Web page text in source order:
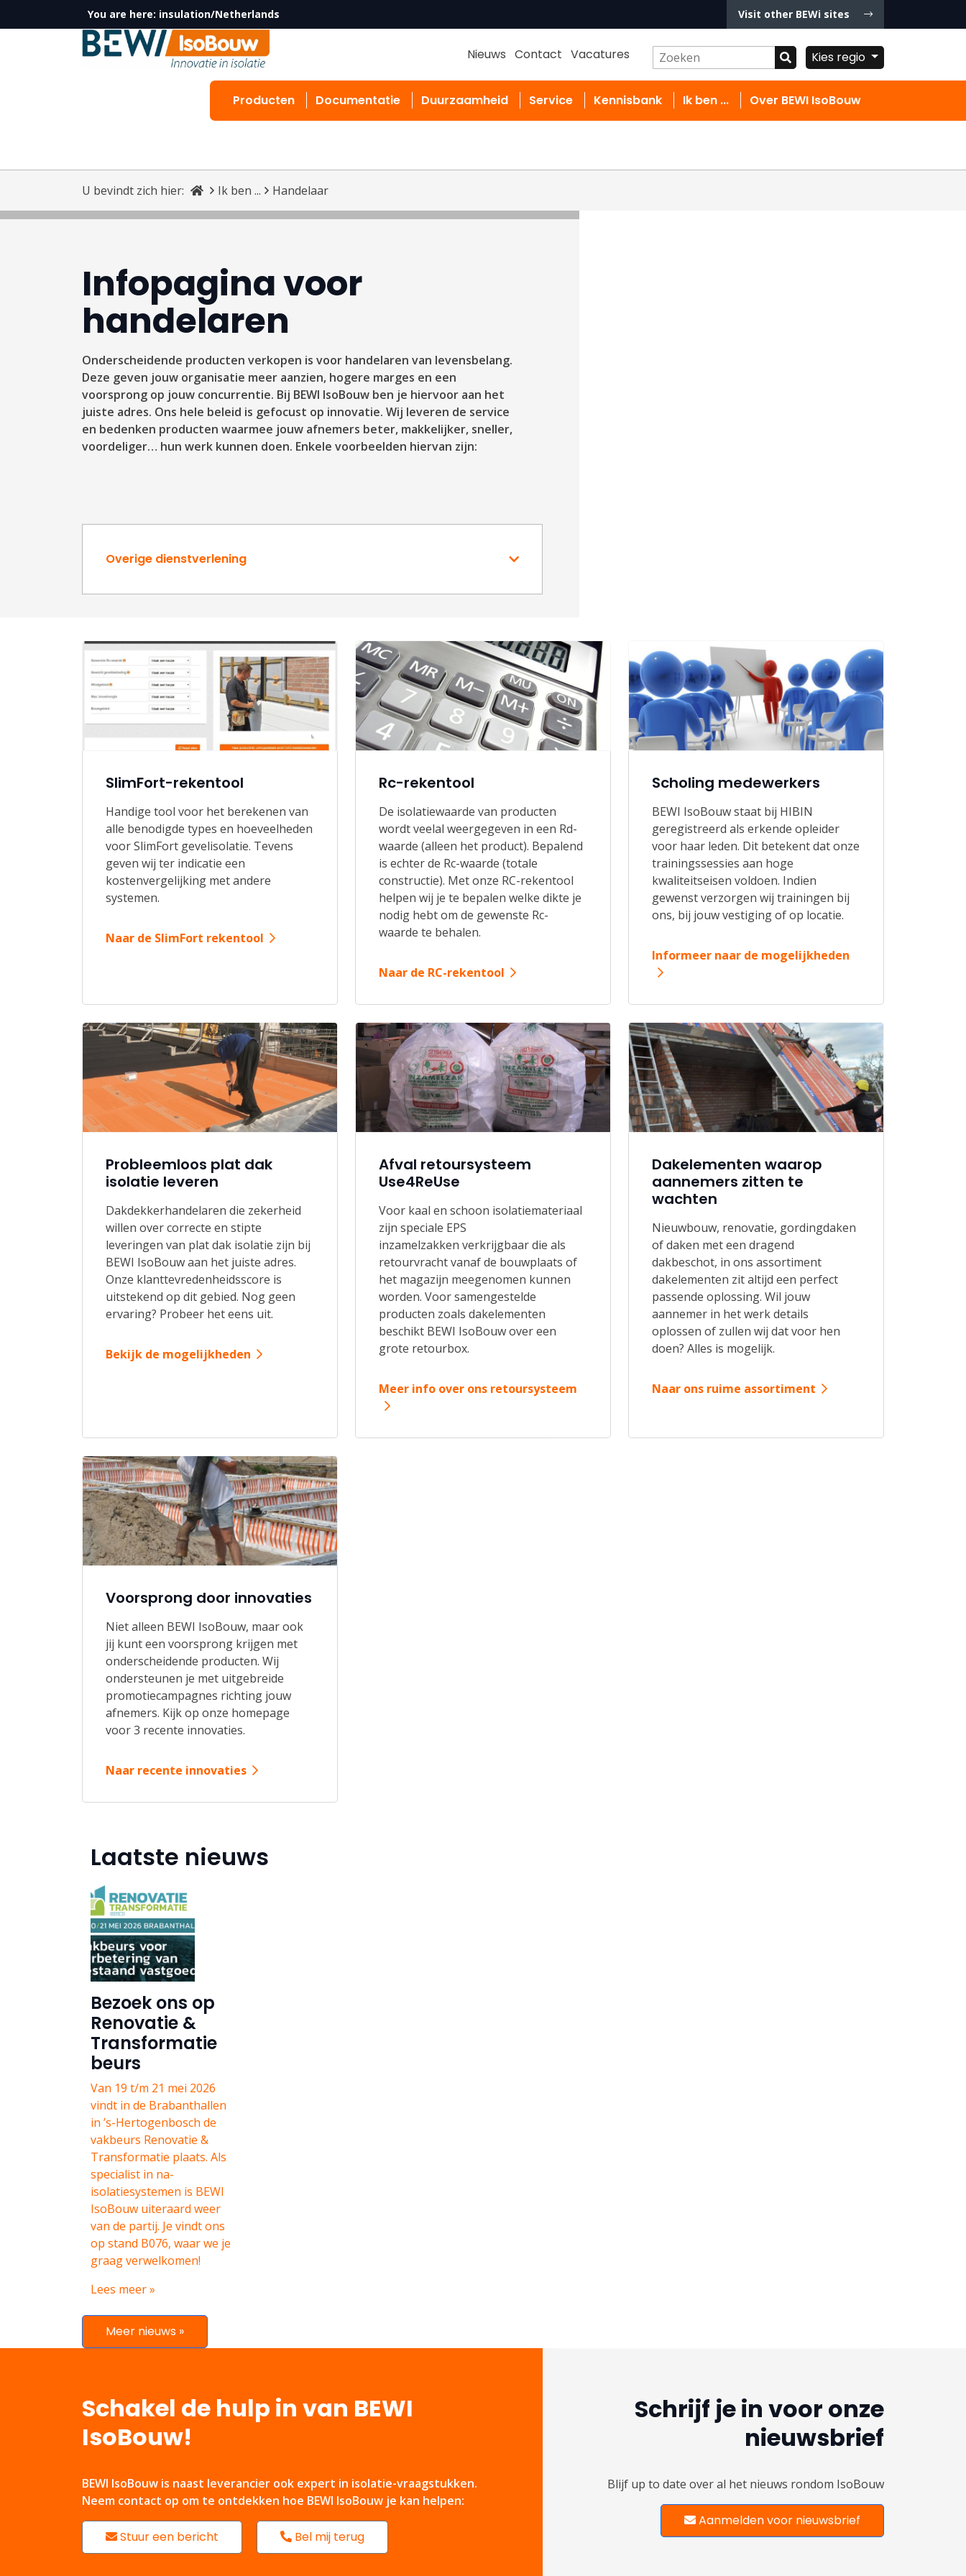
You are here: insulation/Netherlands Visit other BEWi sites
Nieuws Contact Vacatures Kies regio
Producten Documentatie Duurzaamheid Service Kennisbank Ik ben ... Over BEWI IsoBouw
U bevindt zich hier: Ik ben ... Handelaar
Infopagina voor
handelaren
Onderscheidende producten verkopen is voor handelaren van levensbelang.
Deze geven jouw organisatie meer aanzien, hogere marges en een
voorsprong op jouw concurrentie. Bij BEWI IsoBouw ben je hiervoor aan het
juiste adres. Ons hele beleid is gefocust op innovatie. Wij leveren de service
en bedenken producten waarmee jouw afnemers beter, makkelijker, sneller,
voordeliger… hun werk kunnen doen. Enkele voorbeelden hiervan zijn:
Overige dienstverlening
SlimFort-rekentool
Handige tool voor het berekenen van
alle benodigde types en hoeveelheden
voor SlimFort gevelisolatie. Tevens
geven wij ter indicatie een
kostenvergelijking met andere
systemen.
Naar de SlimFort rekentool
Rc-rekentool
De isolatiewaarde van producten
wordt veelal weergegeven in een Rd-
waarde (alleen het product). Bepalend
is echter de Rc-waarde (totale
constructie). Met onze RC-rekentool
helpen wij je te bepalen welke dikte je
nodig hebt om de gewenste Rc-
waarde te behalen.
Naar de RC-rekentool
Scholing medewerkers
BEWI IsoBouw staat bij HIBIN
geregistreerd als erkende opleider
voor haar leden. Dit betekent dat onze
trainingssessies aan hoge
kwaliteitseisen voldoen. Indien
gewenst verzorgen wij trainingen bij
ons, bij jouw vestiging of op locatie.
Informeer naar de mogelijkheden
Probleemloos plat dak
isolatie leveren
Dakdekkerhandelaren die zekerheid
willen over correcte en stipte
leveringen van plat dak isolatie zijn bij
BEWI IsoBouw aan het juiste adres.
Onze klanttevredenheidsscore is
uitstekend op dit gebied. Nog geen
ervaring? Probeer het eens uit.
Bekijk de mogelijkheden
Afval retoursysteem
Use4ReUse
Voor kaal en schoon isolatiemateriaal
zijn speciale EPS
inzamelzakken verkrijgbaar die als
retourvracht vanaf de bouwplaats of
het magazijn meegenomen kunnen
worden. Voor samengestelde
producten zoals dakelementen
beschikt BEWI IsoBouw over een
grote retourbox.
Meer info over ons retoursysteem
Dakelementen waarop
aannemers zitten te
wachten
Nieuwbouw, renovatie, gordingdaken
of daken met een dragend
dakbeschot, in ons assortiment
dakelementen zit altijd een perfect
passende oplossing. Wil jouw
aannemer in het werk details
oplossen of zullen wij dat voor hen
doen? Alles is mogelijk.
Naar ons ruime assortiment
Voorsprong door innovaties
Niet alleen BEWI IsoBouw, maar ook
jij kunt een voorsprong krijgen met
onderscheidende producten. Wij
ondersteunen je met uitgebreide
promotiecampagnes richting jouw
afnemers. Kijk op onze homepage
voor 3 recente innovaties.
Naar recente innovaties
Laatste nieuws
Bezoek ons op
Renovatie &
Transformatie
beurs
Van 19 t/m 21 mei 2026
vindt in de Brabanthallen
in ’s-Hertogenbosch de
vakbeurs Renovatie &
Transformatie plaats. Als
specialist in na-
isolatiesystemen is BEWI
IsoBouw uiteraard weer
van de partij. Je vindt ons
op stand B076, waar we je
graag verwelkomen!
Lees meer »
Meer nieuws »
Schakel de hulp in van BEWI
IsoBouw!
BEWI IsoBouw is naast leverancier ook expert in isolatie-vraagstukken.
Neem contact op om te ontdekken hoe BEWI IsoBouw je kan helpen:
Stuur een bericht Bel mij terug
Schrijf je in voor onze
nieuwsbrief
Blijf up to date over al het nieuws rondom IsoBouw
Aanmelden voor nieuwsbrief